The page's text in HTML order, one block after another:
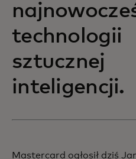
technologii
sztucznej
inteligencji.
Mastercard ogłosił dziś